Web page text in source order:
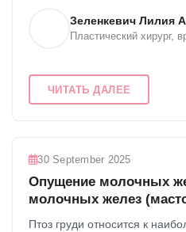
Зеленкевич Лилия
Пластический хирург,
ЧИТАТЬ ДАЛЕЕ
30 September 2025
Опущение молочных
молочных желез
Птоз груди относится к